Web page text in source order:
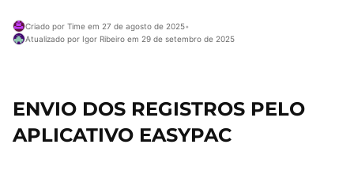
Criado por Time em 27 de agosto de 2025•
Atualizado por Igor Ribeiro em 29 de setembro de 2025
ENVIO DOS REGISTROS PELO
APLICATIVO EASYPAC